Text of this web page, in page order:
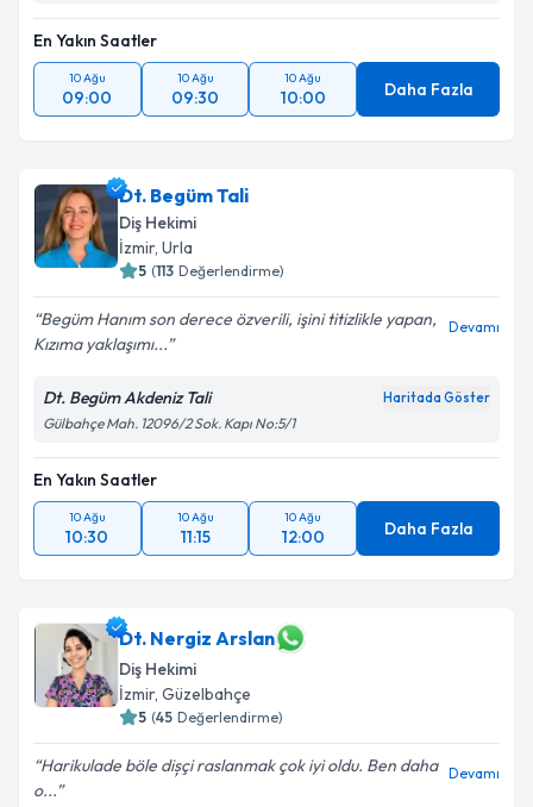
En Yakın Saatler
10 Ağu
09:00
10 Ağu
09:30
10 Ağu
10:00 Daha Fazla
Dt. Begüm Tali
Diş Hekimi
İzmir, Urla
5 (113 Değerlendirme)
Begüm Hanım son derece özverili, işini titizlikle yapan,
Kızıma yaklaşımı...
Devamı
Dt. Begüm Akdeniz Tali Haritada Göster
Gülbahçe Mah. 12096/2 Sok. Kapı No:5/1
En Yakın Saatler
10 Ağu
10:30
10 Ağu
11:15
10 Ağu
12:00 Daha Fazla
Dt. Nergiz Arslan
Diş Hekimi
İzmir, Güzelbahçe
5 (45 Değerlendirme)
Harikulade böle dișçi raslanmak çok iyi oldu. Ben daha
o...
Devamı